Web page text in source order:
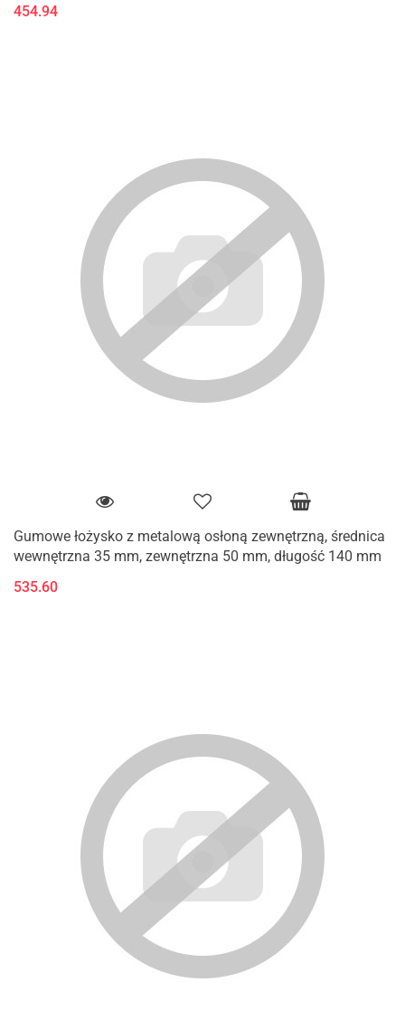
454.94
Gumowe łożysko z metalową osłoną zewnętrzną, średnica
wewnętrzna 35 mm, zewnętrzna 50 mm, długość 140 mm
535.60